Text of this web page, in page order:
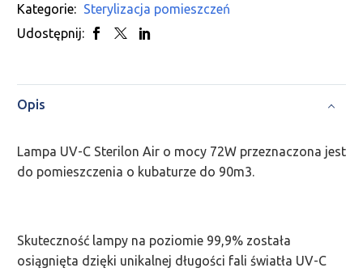
Kategorie: Sterylizacja pomieszczeń
Udostępnij:
Opis
Lampa UV-C Sterilon Air o mocy 72W przeznaczona jest
do pomieszczenia o kubaturze do 90m3.
Skuteczność lampy na poziomie 99,9% została
osiągnięta dzięki unikalnej długości fali światła UV-C